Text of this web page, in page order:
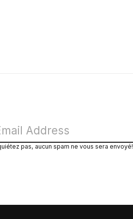
pas, aucun spam ne vous sera envoyé!